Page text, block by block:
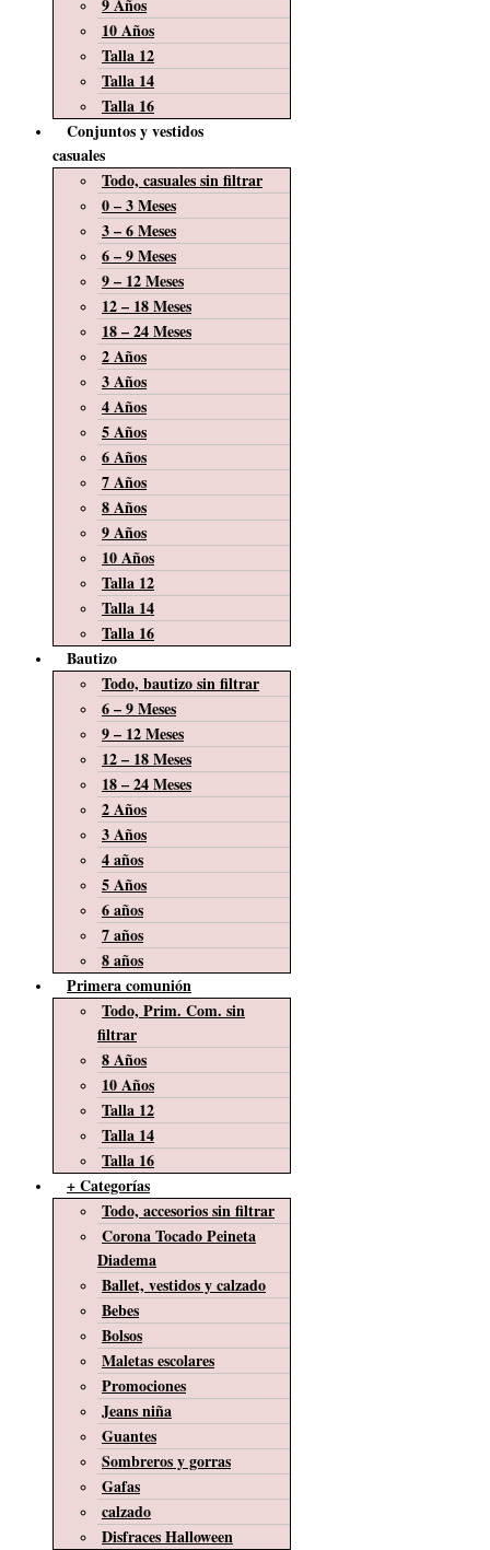
9 Años
10 Años
Talla 12
Talla 14
Talla 16
Conjuntos y vestidos
casuales
Todo, casuales sin filtrar
0 – 3 Meses
3 – 6 Meses
6 – 9 Meses
9 – 12 Meses
12 – 18 Meses
18 – 24 Meses
2 Años
3 Años
4 Años
5 Años
6 Años
7 Años
8 Años
9 Años
10 Años
Talla 12
Talla 14
Talla 16
Bautizo
Todo, bautizo sin filtrar
6 – 9 Meses
9 – 12 Meses
12 – 18 Meses
18 – 24 Meses
2 Años
3 Años
4 años
5 Años
6 años
7 años
8 años
Primera comunión
Todo, Prim. Com. sin
filtrar
8 Años
10 Años
Talla 12
Talla 14
Talla 16
+ Categorías
Todo, accesorios sin filtrar
Corona Tocado Peineta
Diadema
Ballet, vestidos y calzado
Bebes
Bolsos
Maletas escolares
Promociones
Jeans niña
Guantes
Sombreros y gorras
Gafas
calzado
Disfraces Halloween